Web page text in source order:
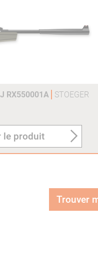
RX550001A STOEGER
le produit
Trouver